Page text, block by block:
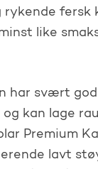
rykende fersk
like
har svært
kan lage
Premium
lavt